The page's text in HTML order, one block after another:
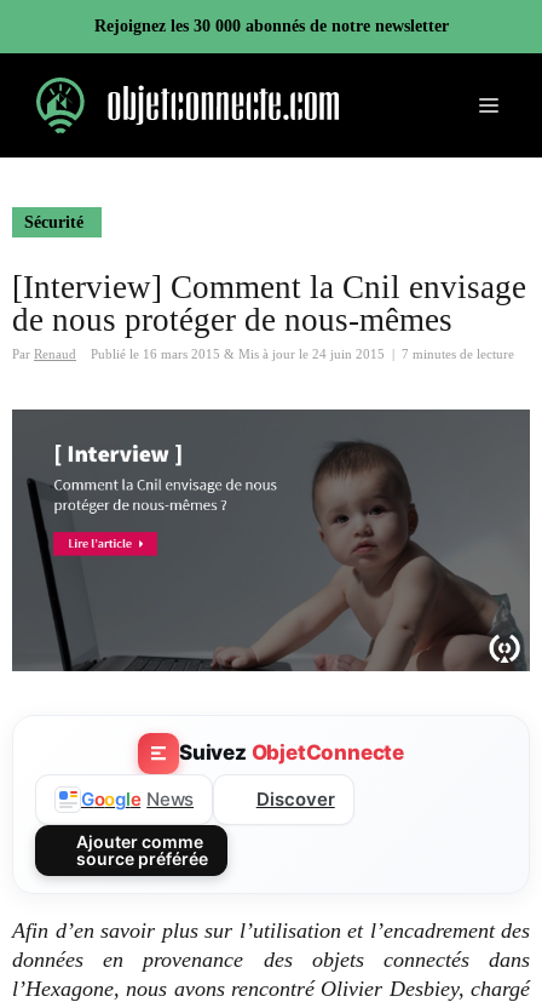
contenu
Rejoignez les 30 000 abonnés de notre newsletter
Menu
Sécurité
[Interview] Comment la Cnil envisage
de nous protéger de nous-mêmes
Par Renaud Publié le 16 mars 2015 & Mis à jour le 24 juin 2015 7 minutes de lecture
Suivez ObjetConnecte
Google News Discover
Ajouter comme
source préférée
Afin d’en savoir plus sur l’utilisation et l’encadrement des
données en provenance des objets connectés dans
l’Hexagone, nous avons rencontré Olivier Desbiey, chargé